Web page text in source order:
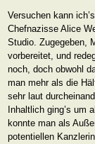
Versuchen kann
Chefnazisse Alice
Studio. Zugegeben,
vorbereitet, und
noch, doch obwohl
man mehr als die
sehr laut
Inhaltlich ging’s um
konnte man als
potentiellen